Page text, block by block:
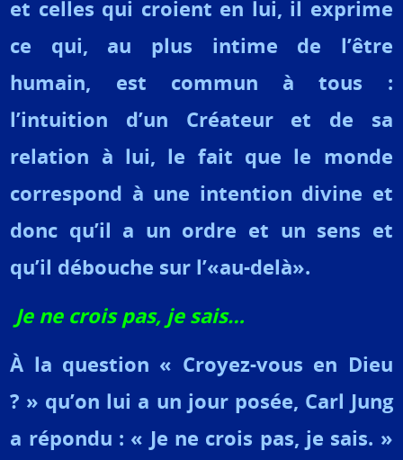
et celles qui croient en lui, il exprime
ce qui, au plus intime de l’être
humain, est commun à tous :
l’intuition d’un Créateur et de sa
relation à lui, le fait que le monde
correspond à une intention divine et
donc qu’il a un ordre et un sens et
qu’il débouche sur l’«au-delà».
Je ne crois pas, je sais…
À la question « Croyez-vous en Dieu
? » qu’on lui a un jour posée, Carl Jung
a répondu : « Je ne crois pas, je sais. »